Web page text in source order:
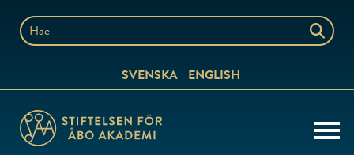
sisältöön
Hae
SVENSKA ENGLISH